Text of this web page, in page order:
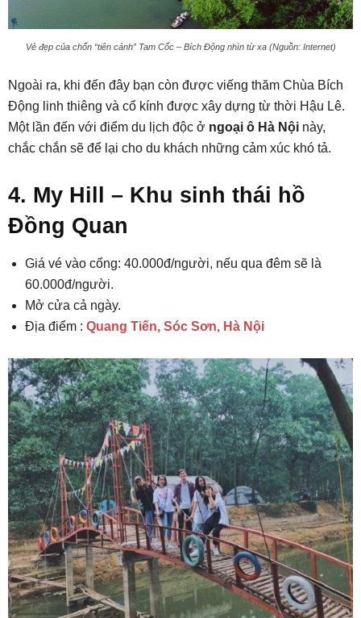
Vẻ đẹp của chốn “tiên cảnh” Tam Cốc – Bích Động nhìn từ xa (Nguồn: Internet)
Ngoài ra, khi đến đây bạn còn được viếng thăm Chùa Bích
Động linh thiêng và cổ kính được xây dựng từ thời Hậu Lê.
Một lần đến với điểm du lịch độc ở ngoại ô Hà Nội này,
chắc chắn sẽ để lại cho du khách những cảm xúc khó tả.
4. My Hill – Khu sinh thái hồ
Đồng Quan
Giá vé vào cổng: 40.000đ/người, nếu qua đêm sẽ là
60.000đ/người.
Mở cửa cả ngày.
Địa điểm : Quang Tiến, Sóc Sơn, Hà Nội